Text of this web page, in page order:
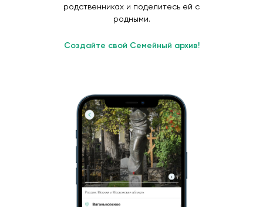
родственниках и поделитесь ей с
родными.
Создайте свой Семейный архив!